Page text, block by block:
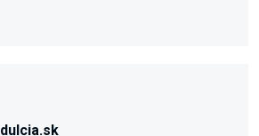
dulcia.sk